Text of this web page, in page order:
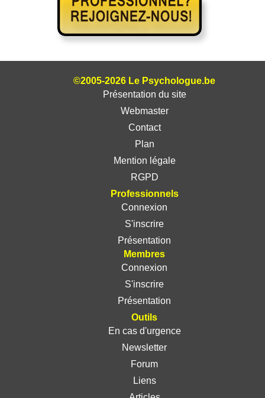
©2005-2026 Le Psychologue.be
Présentation du site
Webmaster
Contact
Plan
Mention légale
RGPD
Professionnels
Connexion
S'inscrire
Présentation
Membres
Connexion
S'inscrire
Présentation
Outils
En cas d'urgence
Newsletter
Forum
Liens